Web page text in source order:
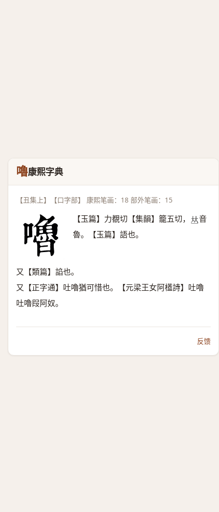
嚕康熙字典
【丑集上】【口字部】 康熙笔画：18 部外笔画：15
【玉篇】力覩切【集韻】籠五切， 𠀤音
魯。【玉篇】語也。
又【類篇】諂也。
又【正字通】吐嚕猶可惜也。【元梁王女阿㯼詩】吐嚕
吐嚕叚阿奴。
反馈